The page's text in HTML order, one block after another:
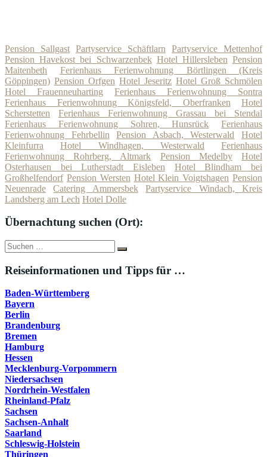
Pension Sallgast Partyservice Schäftlarn
Partyservice Mettenhof
Pension Havekost bei Schwarzenbek Hotel Hillersleben Pension
Maitenbeth
Ferienhaus Ferienwohnung Börtlingen (Kreis
Göppingen) Pension Orfgen Hotel Jeseritz Hotel Groß Schmölen
Hotel Frauenneuharting
Ferienhaus Ferienwohnung Sontra
Ferienhaus Ferienwohnung Königsfeld, Oberfranken
Hotel
Scherstetten
Ferienhaus Ferienwohnung Grassau bei Stendal
Ferienhaus Ferienwohnung Sohren, Hunsrück
Ferienhaus
Ferienwohnung Fehrbellin
Pension Asbach, Westerwald
Hotel
Kleinfurra
Hotel Windhagen, Westerwald
Ferienhaus
Ferienwohnung Rohrberg, Altmark
Pension Medelby
Hotel
Osterhausen bei Lutherstadt Eisleben
Hotel Blindham bei
Großhelfendorf Pension Wersten Hotel Klein Voigtshagen Pension
Neuenrade
Catering Ammersbek
Partyservice Windach, Kreis
Landsberg am Lech Hotel Dolle
Übernachtung suchen (Ort):
Suche
nach:
Suchen
Reiseinformationen und Tipps für …
Baden-Württemberg
Bayern
Berlin
Brandenburg
Bremen
Hamburg
Hessen
Mecklenburg-Vorpommern
Niedersachsen
Nordrhein-Westfalen
Rheinland-Pfalz
Sachsen
Sachsen-Anhalt
Saarland
Schleswig-Holstein
Thüringen